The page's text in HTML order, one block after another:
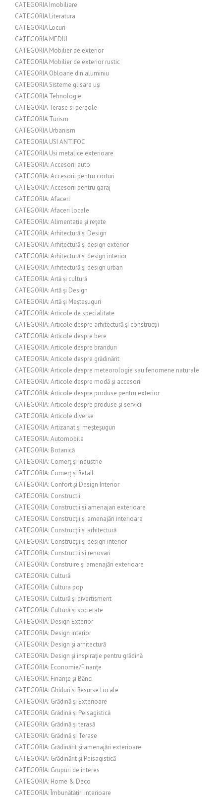
CATEGORIA Imobiliare
CATEGORIA Literatura
CATEGORIA Locuri
CATEGORIA MEDIU
CATEGORIA Mobilier de exterior
CATEGORIA Mobilier de exterior rustic
CATEGORIA Obloane din aluminiu
CATEGORIA Sisteme glisare uși
CATEGORIA Tehnologie
CATEGORIA Terase si pergole
CATEGORIA Turism
CATEGORIA Urbanism
CATEGORIA USI ANTIFOC
CATEGORIA Usi metalice exterioare
CATEGORIA: Accesorii auto
CATEGORIA: Accesorii pentru corturi
CATEGORIA: Accesorii pentru garaj
CATEGORIA: Afaceri
CATEGORIA: Afaceri locale
CATEGORIA: Alimentație și rețete
CATEGORIA: Arhitectură și Design
CATEGORIA: Arhitectură și design exterior
CATEGORIA: Arhitectură și design interior
CATEGORIA: Arhitectură și design urban
CATEGORIA: Artă și cultură
CATEGORIA: Artă și Design
CATEGORIA: Artă și Meșteșuguri
CATEGORIA: Articole de specialitate
CATEGORIA: Articole despre arhitectură și construcții
CATEGORIA: Articole despre bere
CATEGORIA: Articole despre branduri
CATEGORIA: Articole despre grădinărit
CATEGORIA: Articole despre meteorologie sau fenomene naturale
CATEGORIA: Articole despre modă și accesorii
CATEGORIA: Articole despre produse pentru exterior
CATEGORIA: Articole despre produse și servicii
CATEGORIA: Articole diverse
CATEGORIA: Artizanat și meșteșuguri
CATEGORIA: Automobile
CATEGORIA: Botanică
CATEGORIA: Comerț și industrie
CATEGORIA: Comerț și Retail
CATEGORIA: Confort și Design Interior
CATEGORIA: Constructii
CATEGORIA: Constructii si amenajari exterioare
CATEGORIA: Construcții și amenajări interioare
CATEGORIA: Construcții și arhitectură
CATEGORIA: Construcții și design interior
CATEGORIA: Constructii si renovari
CATEGORIA: Construire și amenajări exterioare
CATEGORIA: Cultură
CATEGORIA: Cultura pop
CATEGORIA: Cultură și divertisment
CATEGORIA: Cultură și societate
CATEGORIA: Design Exterior
CATEGORIA: Design interior
CATEGORIA: Design și arhitectură
CATEGORIA: Design și inspirație pentru grădină
CATEGORIA: Economie/Finanțe
CATEGORIA: Finanțe și Bănci
CATEGORIA: Ghiduri și Resurse Locale
CATEGORIA: Grădină și Exterioare
CATEGORIA: Grădină și Peisagistică
CATEGORIA: Grădină și terasă
CATEGORIA: Grădină și Terase
CATEGORIA: Grădinărit și amenajări exterioare
CATEGORIA: Grădinărit și Peisagistică
CATEGORIA: Grupuri de interes
CATEGORIA: Home & Deco
CATEGORIA: Îmbunătățiri interioare